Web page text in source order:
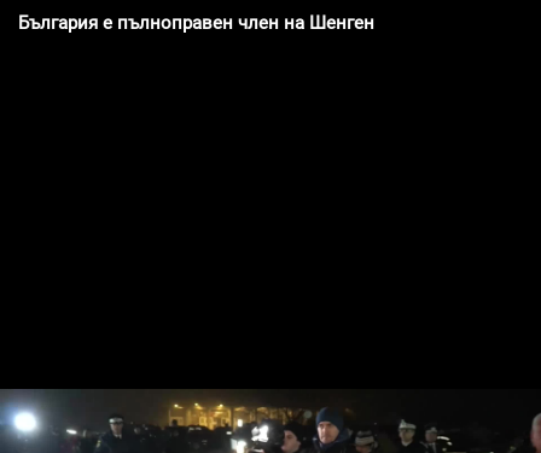
България е пълноправен член на Шенген